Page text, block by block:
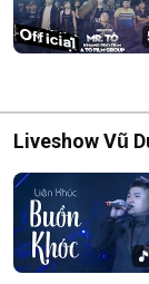
Liveshow Vũ
Đạt G , Dương